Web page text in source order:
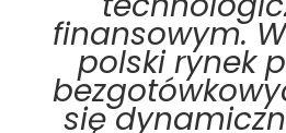
finansowym.
polski rynek
się